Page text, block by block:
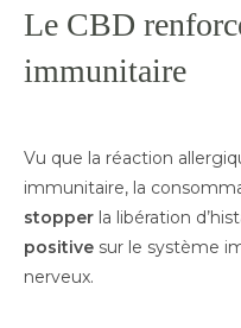
Le CBD
immunitaire
Vu que la réaction
immunitaire, la
stopper la libération
positive sur le système
nerveux.